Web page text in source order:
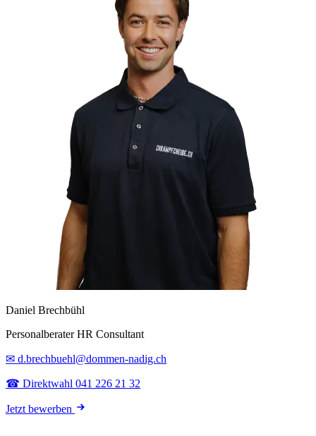
Daniel Brechbühl
Personalberater HR Consultant
✉ d.brechbuehl@dommen-nadig.ch
☎ Direktwahl 041 226 21 32
Jetzt bewerben